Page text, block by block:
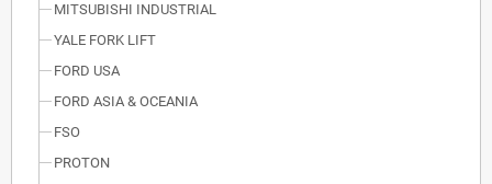
MITSUBISHI INDUSTRIAL
YALE FORK LIFT
FORD USA
FORD ASIA & OCEANIA
FSO
PROTON